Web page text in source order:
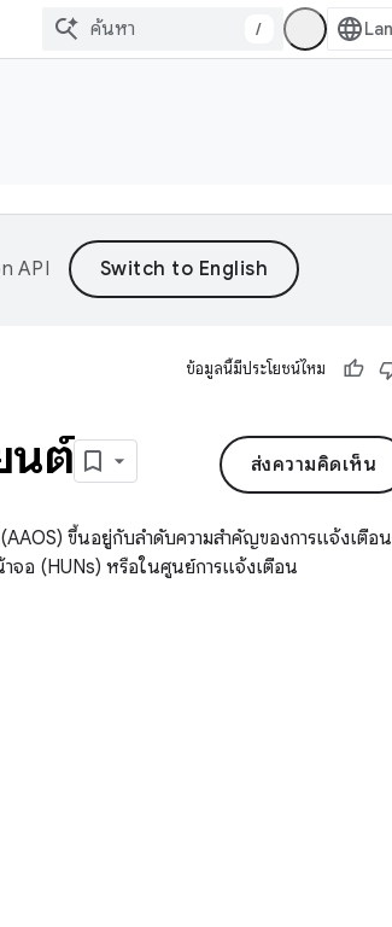
/
API
ข้อมูลนี้มีประโยชน์ไหม
ส่งความคิดเห็น
นต์
ขึ้นอยู่กับลำดับความสำคัญของการแจ้งเตือน
อ (HUNs) หรือในศูนย์การแจ้งเตือน